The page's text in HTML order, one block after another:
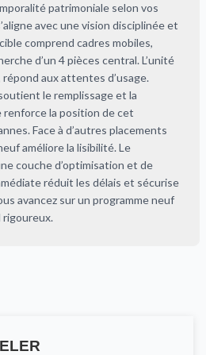
patrimoniale selon vos
avec une vision disciplinée et
comprend cadres mobiles,
d’un 4 pièces central. L’unité
aux attentes d’usage.
le remplissage et la
renforce la position de cet
Face à d’autres placements
améliore la lisibilité. Le
couche d’optimisation et de
réduit les délais et sécurise
avancez sur un programme neuf
rigoureux.